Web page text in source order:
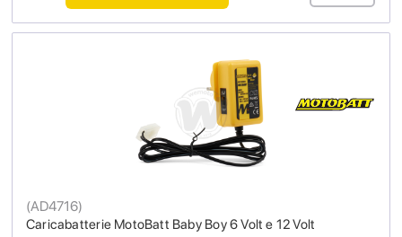
Caricabatterie MotoBatt Baby Boy 6 Volt e 12 Volt
(AD4716)